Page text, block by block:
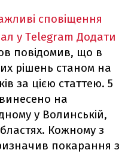
сповіщення
у Telegram Додати
повідомив, що в
рішень станом на
за цією статтею. 5
на
у Волинській,
Кожному з
покарання з